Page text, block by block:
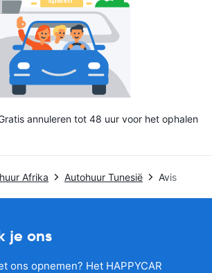
annuleren tot 48 uur voor het ophalen
Afrika Autohuur Tunesië Avis
je ons
ons opnemen? Het HAPPYCAR